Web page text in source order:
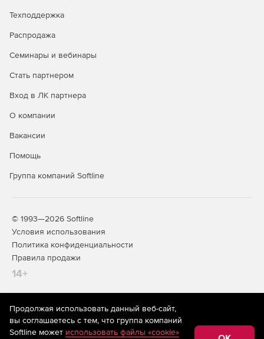
Техподдержка
Распродажа
Семинары и вебинары
Стать партнером
Вход в ЛК партнера
О компании
Вакансии
Помощь
Группа компаний Softline
© 1993—2026 Softline
Условия использования
Политика конфиденциальности
Правила продажи
14+
На информационном ресурсе store.softline.ru применяются
рекомендательные технологии(информационные технологии
предоставления информации на основе сбора,
Продолжая использовать данный веб-сайт,
вы соглашаетесь с тем, что группа компаний
Softline может использовать файлы «cookie»